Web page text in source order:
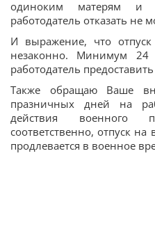
одиноким матерям и
работодатель отказать не
И выражение, что
незаконно. Минимум 24
работодатель
Также обращаю Ваше
празничных дней на
действия военного
соответственно, отпуск
продлевается в военное